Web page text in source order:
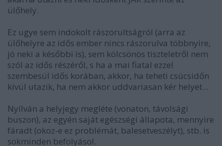
ülőhely.
Ez ugye sem indokolt rászorultságról (arra az
ülőhelyre az idős ember nincs rászorulva többnyire,
jó neki a későbbi is), sem kölcsönös tiszteletről nem
szól az idős részéről, s ha a mai fiatal ezzel
szembesül idős korában, akkor, ha teheti csúcsidőn
kívül utazik, ha nem akkor uddvariasan kér helyet...
Nyílván a helyjegy megléte (vonaton, távolsági
buszon), az egyén saját egészségi állapota, mennyire
fáradt (okoz-e ez problémát, balesetveszélyt), stb. is
sokminden befolyásol.